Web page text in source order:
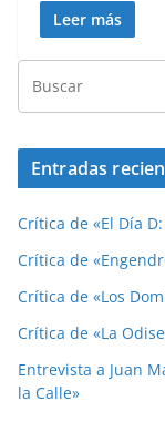
Leer más
Entradas
Crítica de «El Día
Crítica de
Crítica de «Los
Crítica de «La
Entrevista a Juan
la Calle»